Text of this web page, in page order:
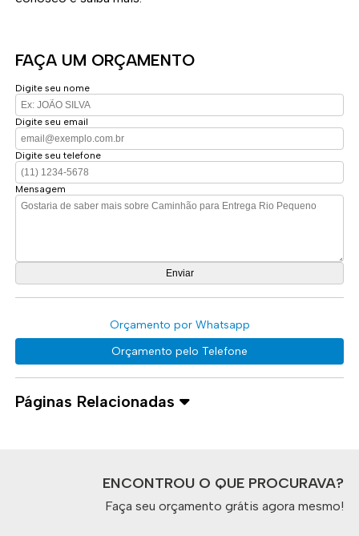
FAÇA UM ORÇAMENTO
Digite seu nome
Digite seu email
Digite seu telefone
Mensagem
Orçamento por Whatsapp
Orçamento pelo Telefone
Páginas Relacionadas
ENCONTROU O QUE PROCURAVA?
Faça seu orçamento grátis agora mesmo!